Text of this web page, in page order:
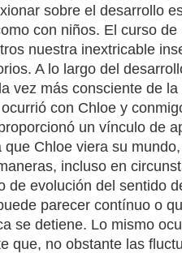
sobre el desarrollo
con niños. El curso
nuestra inextricable
A lo largo del
vez más consciente de
con Chloe y
un vínculo de
Chloe viera su
incluso en
de evolución del sentido
parecer contínuo o
se detiene. Lo mismo
que, no obstante las